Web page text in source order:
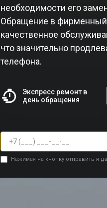
необходимости его
Обращение в фирменный
качественное
что значительно
телефона.
Экспресс ремонт в
день обращения
Нажимая на кнопку отправить я